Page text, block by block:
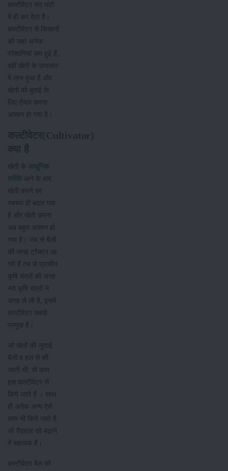
कल्टीवेटर चंद घंटों
में ही कर देता है।
कल्टीवेटर से किसानों
की जहां अनेक
परेशानियां कम हुई हैं,
वहीं खेती के उत्पादन
में लाभ हुआ है और
खेतों को बुवाई के
लिए तैयार करना
आसान हो गया है।
खेती के आधुनिक
तरीकेआने के बाद
खेती करने का
स्वरूप ही बदल गया
है और खेती करना
अब बहुत आसान हो
गया है। जब से बैलों
की जगह ट्रैक्टर आ
गये हैं तब से प्राचीन
कृषि यंत्रों की जगह
नये कृषि यंत्रों ने
जगह ले ली है, इसमें
कल्टीवेटर सबसे
प्रमुख है।
जो खेतों की जुताई
बैलों व हल से की
जाती थी, वो काम
इस कल्टीवेटर से
किये जाते हैं । साथ
ही अनेक अन्य ऐसे
काम भी किये जाते हैं
जो पैदावार को बढ़ाने
में सहायक हैं।
कल्टीवेटर बैल को